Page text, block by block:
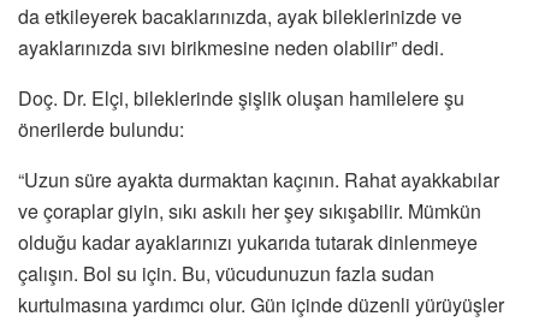
da etkileyerek bacaklarınızda, ayak bileklerinizde ve
ayaklarınızda sıvı birikmesine neden olabilir” dedi.
Doç. Dr. Elçi, bileklerinde şişlik oluşan hamilelere şu
önerilerde bulundu:
“Uzun süre ayakta durmaktan kaçının. Rahat ayakkabılar
ve çoraplar giyin, sıkı askılı her şey sıkışabilir. Mümkün
olduğu kadar ayaklarınızı yukarıda tutarak dinlenmeye
çalışın. Bol su için. Bu, vücudunuzun fazla sudan
kurtulmasına yardımcı olur. Gün içinde düzenli yürüyüşler